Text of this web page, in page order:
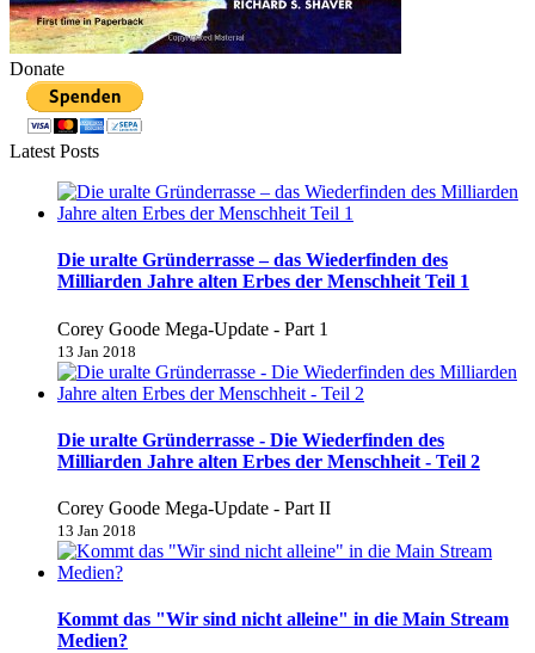
Donate
Latest Posts
Die uralte Gründerrasse – das Wiederfinden des
Milliarden Jahre alten Erbes der Menschheit Teil 1
Corey Goode Mega-Update - Part 1
13 Jan 2018
Die uralte Gründerrasse - Die Wiederfinden des
Milliarden Jahre alten Erbes der Menschheit - Teil 2
Corey Goode Mega-Update - Part II
13 Jan 2018
Kommt das "Wir sind nicht alleine" in die Main Stream
Medien?